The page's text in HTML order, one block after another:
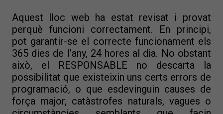
Aquest lloc web ha estat revisat i provat
perquè funcioni correctament. En principi,
pot garantir-se el correcte funcionament els
365 dies de l’any, 24 hores al dia. No obstant
això, el RESPONSABLE no descarta la
possibilitat que existeixin uns certs errors de
programació, o que esdevinguin causes de
força major, catàstrofes naturals, vagues o